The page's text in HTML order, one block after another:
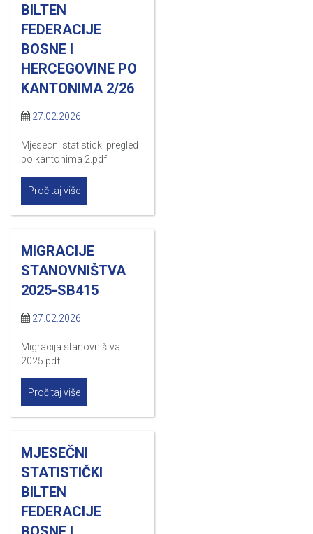
BILTEN
FEDERACIJE
BOSNE I
HERCEGOVINE PO
KANTONIMA 2/26
27.02.2026
Mjesecni statisticki pregled
po kantonima 2.pdf
Pročitaj više
MIGRACIJE
STANOVNIŠTVA
2025-SB415
27.02.2026
Migracija stanovništva
2025.pdf
Pročitaj više
MJESEČNI
STATISTIČKI
BILTEN
FEDERACIJE